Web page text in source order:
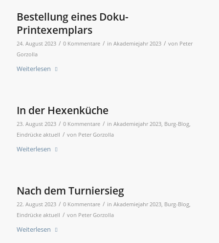
Bestellung eines Doku-
Printexemplars
24. August 2023 / 0 Kommentare / in Akademiejahr 2023 / von Peter
Gorzolla
Weiterlesen
In der Hexenküche
23. August 2023 / 0 Kommentare / in Akademiejahr 2023, Burg-Blog,
Eindrücke aktuell / von Peter Gorzolla
Weiterlesen
Nach dem Turniersieg
22. August 2023 / 0 Kommentare / in Akademiejahr 2023, Burg-Blog,
Eindrücke aktuell / von Peter Gorzolla
Weiterlesen